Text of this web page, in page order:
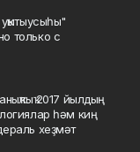
только с
2017 йылдың
һәм киң
хеҙмәт